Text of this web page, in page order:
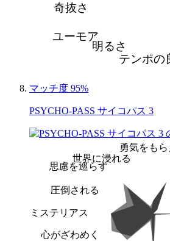
テンポの
明るさ
ユーモア
奇抜さ
マッチ度 95%
PSYCHO-PASS サイコパス 3
勇気をもら
心がざわめく
ミステリアス
圧倒される
思慮を巡らす
世界に浸れる